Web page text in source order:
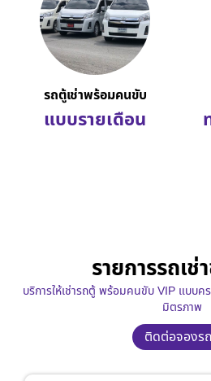
รถตู้เช่าพร้อมคนขับ
แบบรายเดือน
รายการรถเช่
บริการให้เช่ารถตู้ พร้อมคนขับ VIP แบบค
มิตรภาพ
ติดต่อจองรถ